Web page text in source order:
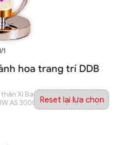
1
hoa trang trí DDB
Xi Bạc chao Xanh -
AS 3000KReset lại lựa chọn